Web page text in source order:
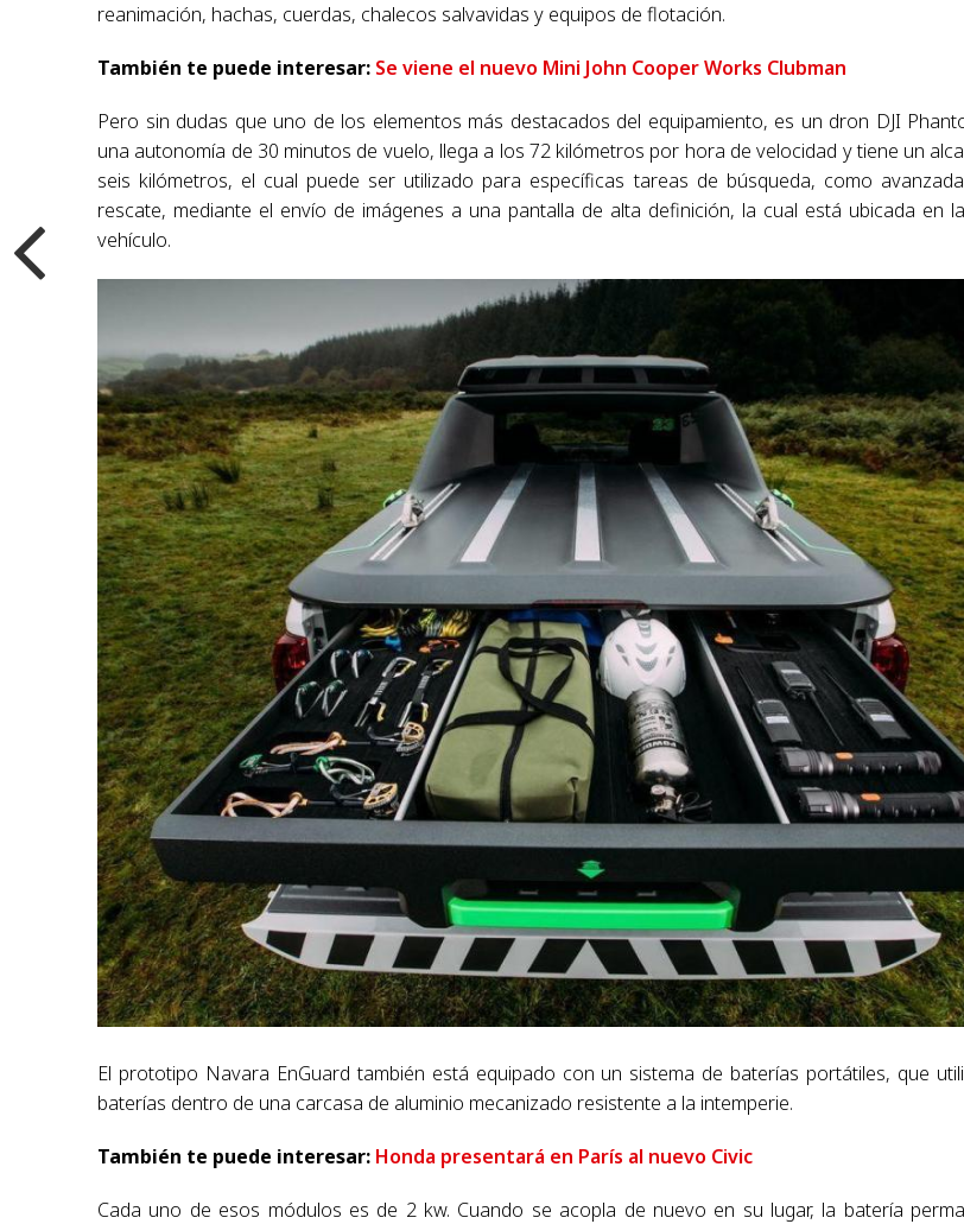
reanimación, hachas, cuerdas, chalecos salvavidas y equipos de flotación.
También te puede interesar: Se viene el nuevo Mini John Cooper Works Clubman
Pero sin dudas que uno de los elementos más destacados del equipamiento, es un dron DJI
una autonomía de 30 minutos de vuelo, llega a los 72 kilómetros por hora de velocidad y tiene un
seis kilómetros, el cual puede ser utilizado para específicas tareas de búsqueda, como
rescate, mediante el envío de imágenes a una pantalla de alta definición, la cual está ubicada en
vehículo.
El prototipo Navara EnGuard también está equipado con un sistema de baterías portátiles, que
baterías dentro de una carcasa de aluminio mecanizado resistente a la intemperie.
También te puede interesar: Honda presentará en París al nuevo Civic
Cada uno de esos módulos es de 2 kw. Cuando se acopla de nuevo en su lugar, la batería